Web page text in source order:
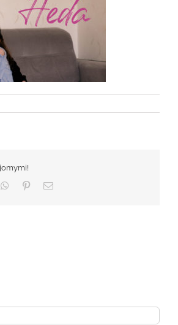
WhatsApp
PinterestEmail